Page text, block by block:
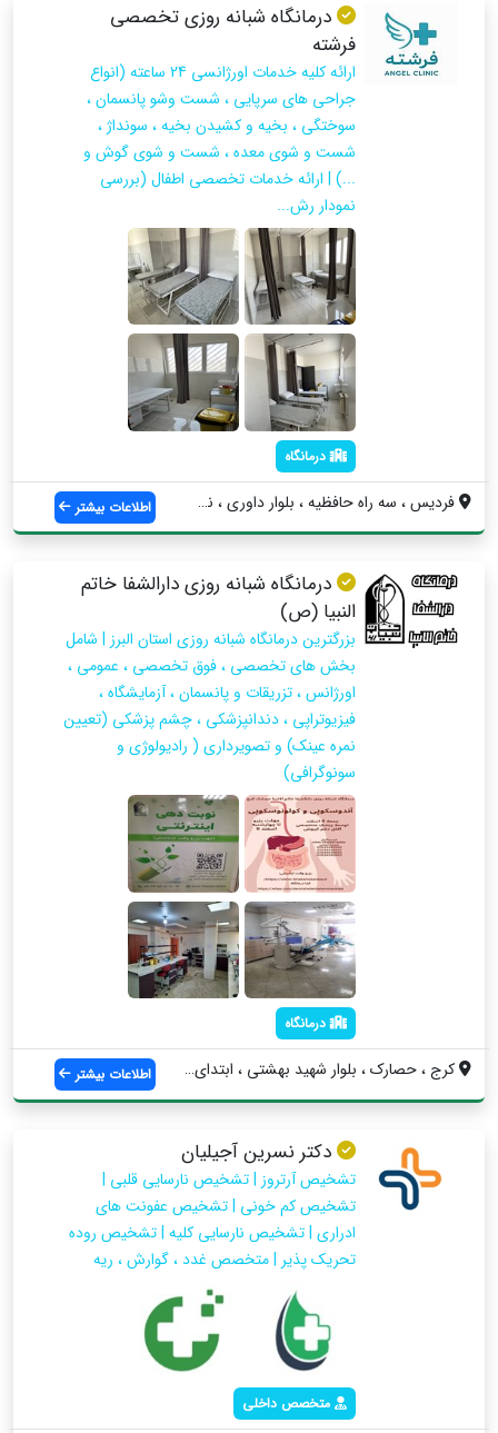
درمانگاه شبانه روزی تخصصی
فرشته
ارائه کلیه خدمات اورژانسی 24 ساعته (انواع
جراحی های سرپایی ، شست وشو پانسمان ،
سوختگی ، بخیه و کشیدن بخیه ، سونداژ ،
شست و شوی معده ، شست و شوی گوش و
...) | ارائه خدمات تخصصی اطفال (بررسی
نمودار رش...
درمانگاه
فردیس ، سه راه حافظیه ، بلوار داوری ، نب... اطلاعات بیشتر
درمانگاه شبانه روزی دارالشفا خاتم
النبیا (ص)
بزرگترین درمانگاه شبانه روزی استان البرز | شامل
بخش های تخصصی ، فوق تخصصی ، عمومی ،
اورژانس ، تزریقات و پانسمان ، آزمایشگاه ،
فیزیوتراپی ، دندانپزشکی ، چشم پزشکی (تعیین
نمره عینک) و تصویرداری ( رادیولوژی و
سونوگرافی)
درمانگاه
کرج ، حصارک ، بلوار شهید بهشتی ، ابتدای ... اطلاعات بیشتر
دکتر نسرین آجیلیان
تشخیص آرتروز | تشخیص نارسایی قلبی |
تشخیص کم خونی | تشخیص عفونت های
ادراری | تشخیص نارسایی کلیه | تشخیص روده
تحریک پذیر | متخصص غدد ، گوارش ، ریه
متخصص داخلی